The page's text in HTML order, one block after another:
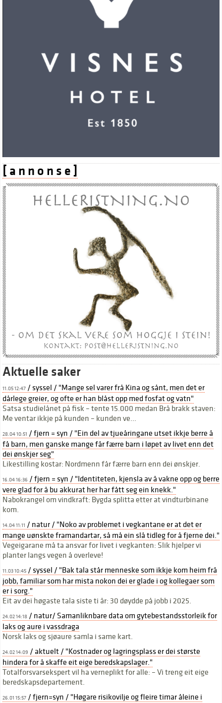
[ a n n o n s e ]
Aktuelle saker
11.05 12:47 / syssel / "Mange sel varer frå Kina og sånt, men det er
dårlege greier, og ofte er han blåst opp med fosfat og vatn"
Satsa studielånet på fisk – tente 15.000 medan Brå brakk staven:
Me ventar ikkje på kunden – kunden ve...
28.04 10:51 / fjern = syn / "Ein del av tjueåringane utset ikkje berre å
få barn, men ganske mange får færre barn i løpet av livet enn det
dei ønskjer seg"
Likestilling kostar: Nordmenn får færre barn enn dei ønskjer.
16.04 16:36 / fjern = syn / "Identiteten, kjensla av å vakne opp og berre
vere glad for å bu akkurat her har fått seg ein knekk."
Nabokrangel om vindkraft: Bygda splitta etter at vindturbinane
kom.
14.04 11:11 / natur / "Noko av problemet i vegkantane er at det er
mange uønskte framandartar, så må ein slå tidleg for å fjerne dei."
Vegeigarane må ta ansvar for livet i vegkanten: Slik hjelper vi
planter langs vegen å overleve!
11.03 10:45 / syssel / "Bak tala står menneske som ikkje kom heim frå
jobb, familiar som har mista nokon dei er glade i og kollegaer som
er i sorg."
Eit av dei høgaste tala siste ti år: 30 døydde på jobb i 2025.
24.02 14:18 / natur/ Samanliknbare data om gytebestandsstorleik for
laks og aure i vassdraga
Norsk laks og sjøaure samla i same kart.
24.02 14:09 / aktuelt / "Kostnader og lagringsplass er dei største
hindera for å skaffe eit eige beredskapslager."
Totalforsvarsekspert vil ha verneplikt for alle: – Vi treng eit eige
beredskapsdepartement.
26.01 15:57 / fjern=syn / "Høgare risikovilje og fleire timar åleine i